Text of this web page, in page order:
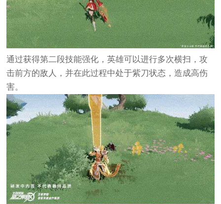
通过获得第二段技能强化，英雄可以进行多次横扫，攻
击前方的敌人，并在此过程中处于紫刀状态，造成高伤
害。